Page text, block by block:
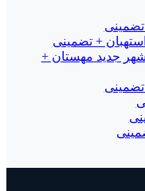
تضمینی
+ تضمینی
شهر جدید مهستان +
تضمینی